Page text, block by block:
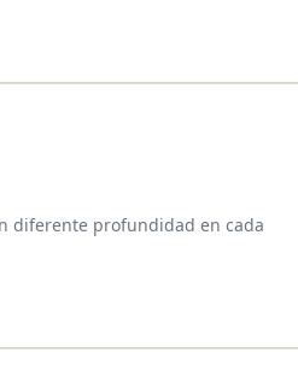
diferente profundidad en cada